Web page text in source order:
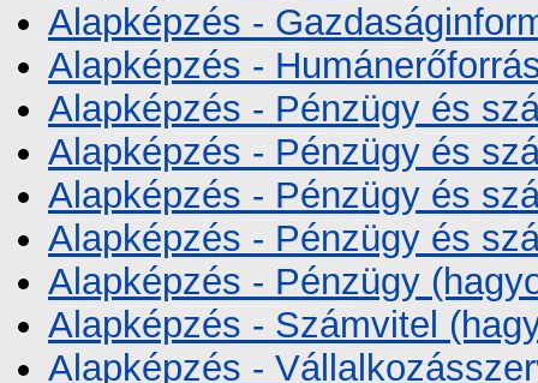
Alapképzés -
Alapképzés -
Alapképzés - Pénzügy és
Alapképzés - Pénzügy és
Alapképzés - Pénzügy és
Alapképzés - Pénzügy és
Alapképzés - Pénzügy
Alapképzés - Számvitel
Alapképzés -